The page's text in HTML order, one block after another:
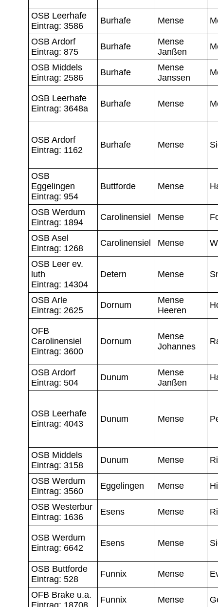
OSB Leerhafe
Eintrag: 3586
Burhafe Mense
OSB Ardorf
Eintrag: 875
Burhafe
Mense
Janßen
OSB Middels
Eintrag: 2586
Burhafe
Mense
Janssen
OSB Leerhafe
Eintrag: 3648a
Burhafe Mense
OSB Ardorf
Eintrag: 1162
Burhafe Mense
OSB
Eggelingen
Eintrag: 954
Buttforde Mense
OSB Werdum
Eintrag: 1894
Carolinensiel Mense
OSB Asel
Eintrag: 1268
Carolinensiel Mense
OSB Leer ev.
luth
Eintrag: 14304
Detern Mense
OSB Arle
Eintrag: 2625
Dornum
Mense
Heeren
OFB
Carolinensiel
Eintrag: 3600
Dornum
Mense
Johannes
OSB Ardorf
Eintrag: 504
Dunum
Mense
Janßen
OSB Leerhafe
Eintrag: 4043
Dunum Mense
OSB Middels
Eintrag: 3158
Dunum Mense
OSB Werdum
Eintrag: 3560
Eggelingen Mense
OSB Westerbur
Eintrag: 1636
Esens Mense
OSB Werdum
Eintrag: 6642
Esens Mense
OSB Buttforde
Eintrag: 528
Funnix Mense
OFB Brake u.a.
Eintrag: 18708
Funnix Mense